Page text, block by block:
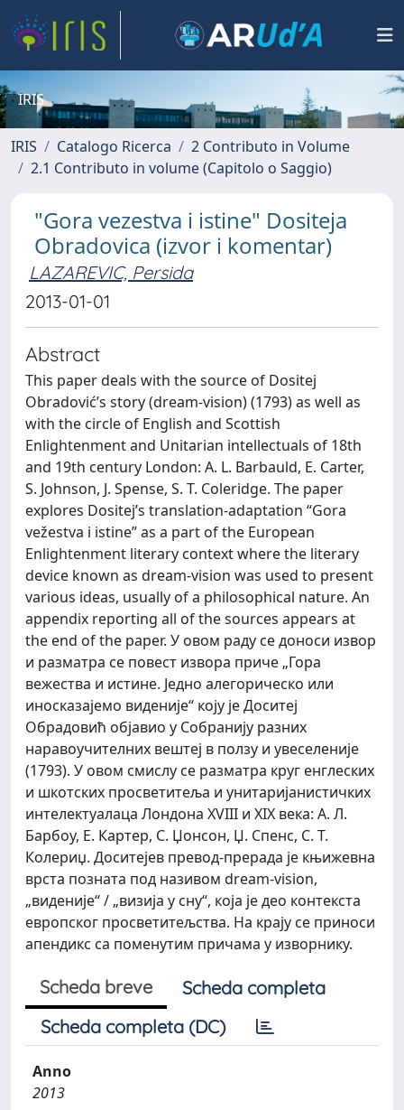
IRIS
IRIS Catalogo Ricerca
2 Contributo in Volume
2.1 Contributo in volume (Capitolo o Saggio)
"Gora vezestva i istine" Dositeja
Obradovica (izvor i komentar)
LAZAREVIC, Persida
2013-01-01
Abstract
This paper deals with the source of Dositej
Obradović’s story (dream-vision) (1793) as well as
with the circle of English and Scottish
Enlightenment and Unitarian intellectuals of 18th
and 19th century London: A. L. Barbauld, E. Carter,
S. Johnson, J. Spense, S. T. Coleridge. The paper
explores Dositej’s translation-adaptation “Gora
vežestva i istine” as a part of the European
Enlightenment literary context where the literary
device known as dream-vision was used to present
various ideas, usually of a philosophical nature. An
appendix reporting all of the sources appears at
the end of the paper. У овом раду се доноси извор
и разматра се повест извора приче „Гора
вежества и истине. Једно алегорическо или
иносказајемо виденије“ коју је Доситеј
Обрадовић објавио у Собранију разних
нaравоучителних вештеј в ползу и увеселеније
(1793). У овом смислу се разматра круг енглеских
и шкотских просветитеља и унитаријанистичких
интелектуалаца Лондона XVIII и XIX века: А. Л.
Барбоу, Е. Картер, С. Џонсон, Џ. Спенс, С. Т.
Колериџ. Доситејев превод-прерада је књижевна
врста позната под називом dream-vision,
„виденије“ / „визија у сну“, која је део контекста
европског просветитељства. На крају се приноси
апендикс са поменутим причама у изворнику.
Scheda breve
Scheda completa
Scheda completa (DC)
Anno
2013